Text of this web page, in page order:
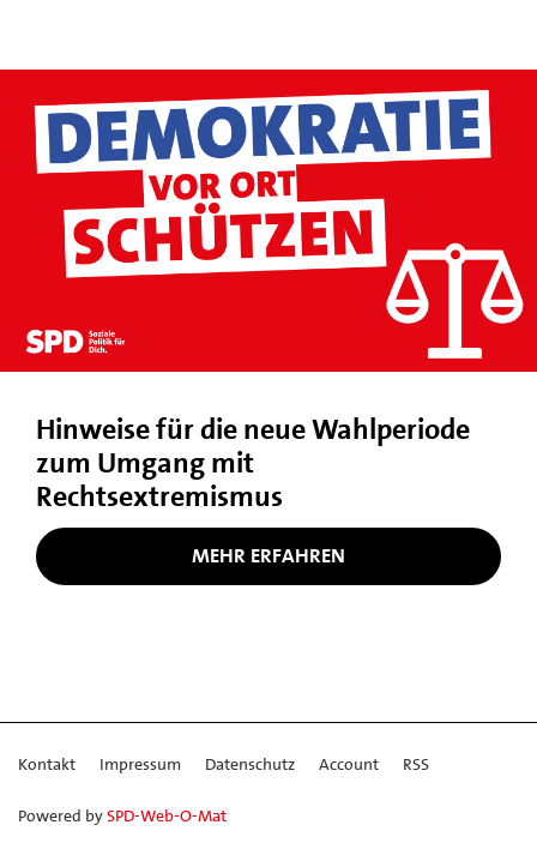
Hinweise für die neue Wahlperiode
zum Umgang mit
Rechtsextremismus
MEHR ERFAHREN
Kontakt Impressum Datenschutz Account RSS
Powered bySPD-Web-O-Mat